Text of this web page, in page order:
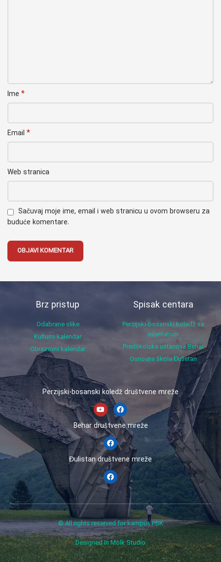
Ime *
Email *
Web stranica
Sačuvaj moje ime, email i web stranicu u ovom browseru za
buduće komentare.
Brz pristup
Odabrane slike
Kulturni kalendar
Obrazovni kalendar
Spisak centara
Perzijski-bosanski koledž sa
internatom
Predškolska ustanova Behar
Osnovna škola Đulistan
Perzijski-bosanski koledž društvene mreže
Behar društvene mreže
Đulistan društvene mreže
© All rights reserved for kampus PBK
Designed In Molk Studio